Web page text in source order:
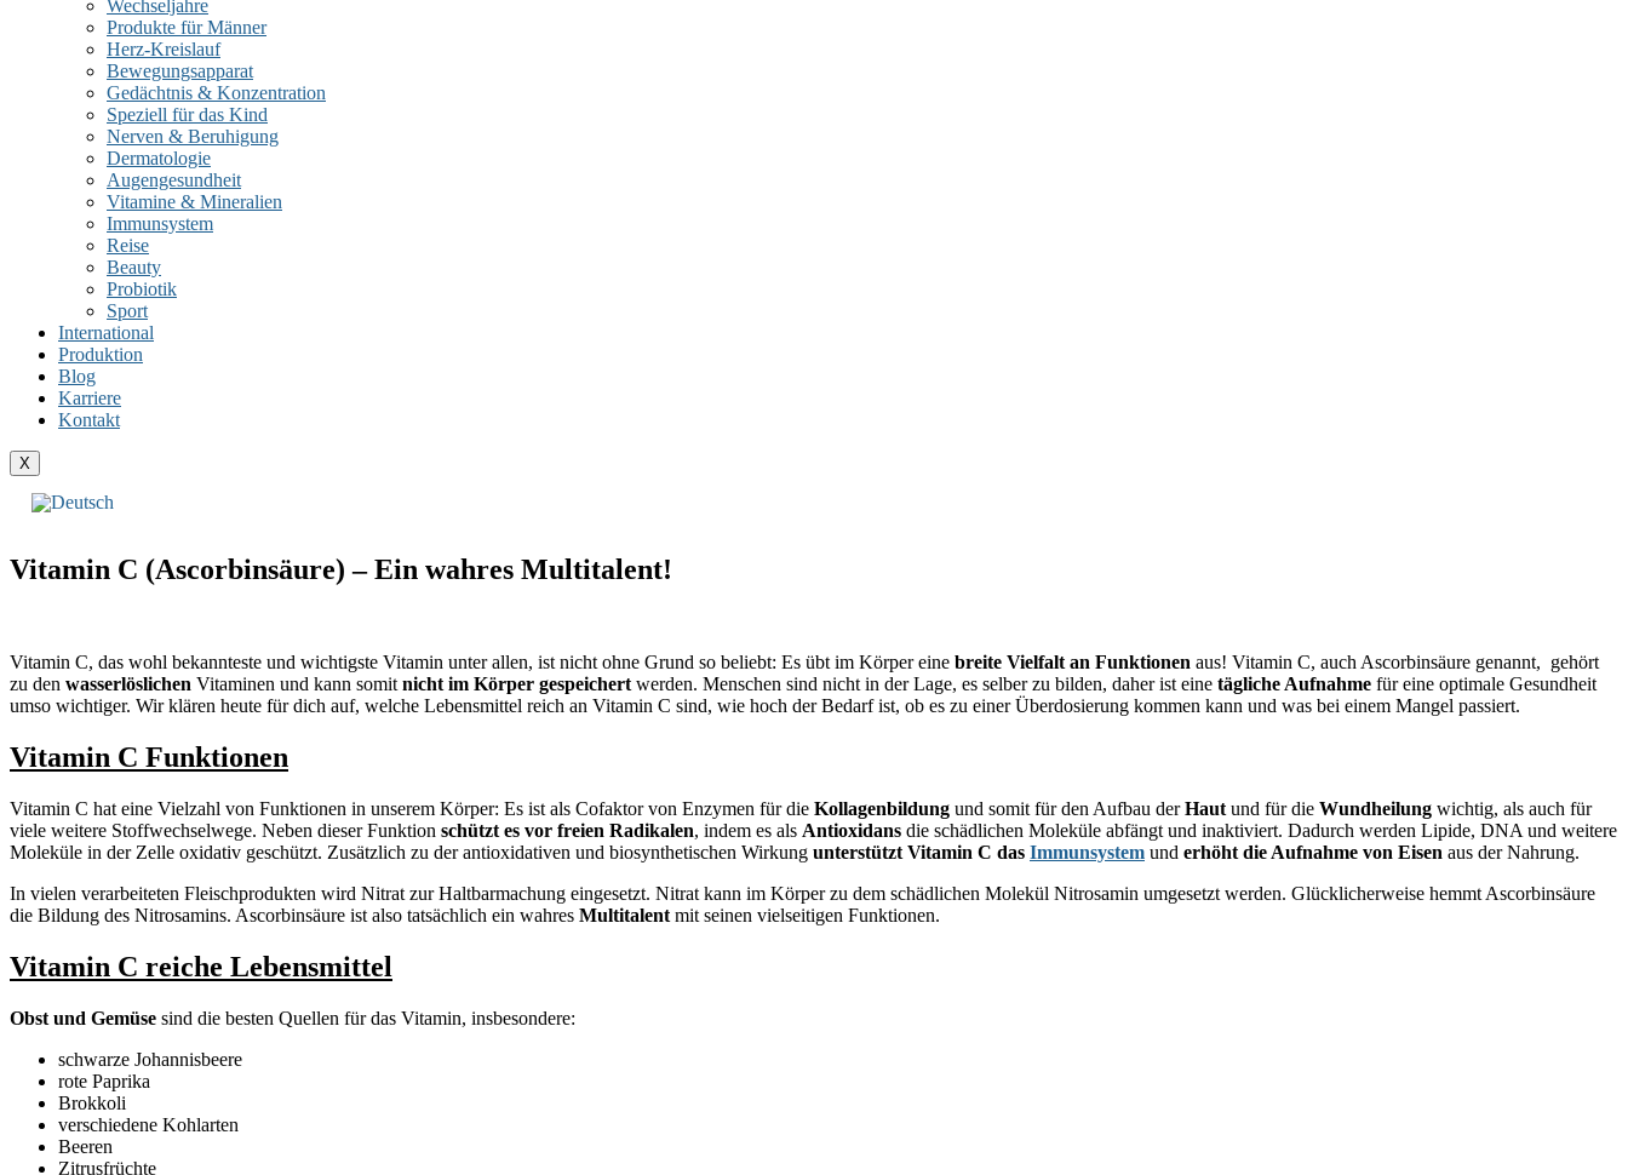
Wechseljahre
Produkte für Männer
Herz-Kreislauf
Bewegungsapparat
Gedächtnis & Konzentration
Speziell für das Kind
Nerven & Beruhigung
Dermatologie
Augengesundheit
Vitamine & Mineralien
Immunsystem
Reise
Beauty
Probiotik
Sport
International
Produktion
Blog
Karriere
Kontakt
X
Vitamin C (Ascorbinsäure) – Ein wahres Multitalent!
Vitamin C, das wohl bekannteste und wichtigste Vitamin unter allen, ist nicht ohne Grund so beliebt: Es übt im Körper eine breite Vielfalt an Funktionen aus! Vitamin C, auch Ascorbinsäure genannt, gehört
zu den wasserlöslichen Vitaminen und kann somit nicht im Körper gespeichert werden. Menschen sind nicht in der Lage, es selber zu bilden, daher ist eine tägliche Aufnahme für eine optimale Gesundheit
umso wichtiger. Wir klären heute für dich auf, welche Lebensmittel reich an Vitamin C sind, wie hoch der Bedarf ist, ob es zu einer Überdosierung kommen kann und was bei einem Mangel passiert.
Vitamin C Funktionen
Vitamin C hat eine Vielzahl von Funktionen in unserem Körper: Es ist als Cofaktor von Enzymen für die Kollagenbildung und somit für den Aufbau derHaut und für die Wundheilung wichtig, als auch für
viele weitere Stoffwechselwege. Neben dieser Funktion schützt es vor freien Radikalen, indem es als Antioxidans die schädlichen Moleküle abfängt und inaktiviert. Dadurch werden Lipide, DNA und weitere
Moleküle in der Zelle oxidativ geschützt. Zusätzlich zu der antioxidativen und biosynthetischen Wirkung unterstützt Vitamin C das Immunsystem und erhöht die Aufnahme von Eisen aus der Nahrung.
In vielen verarbeiteten Fleischprodukten wird Nitrat zur Haltbarmachung eingesetzt. Nitrat kann im Körper zu dem schädlichen Molekül Nitrosamin umgesetzt werden. Glücklicherweise hemmt Ascorbinsäure
die Bildung des Nitrosamins. Ascorbinsäure ist also tatsächlich ein wahres Multitalent mit seinen vielseitigen Funktionen.
Vitamin C reiche Lebensmittel
Obst und Gemüse sind die besten Quellen für das Vitamin, insbesondere:
schwarze Johannisbeere
rote Paprika
Brokkoli
verschiedene Kohlarten
Beeren
Zitrusfrüchte